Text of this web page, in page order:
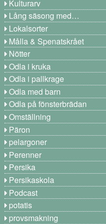
Kulturarv
Lång säsong med…
Lokalsorter
Målla & Spenatskrået
Nötter
Odla i kruka
Odla i pallkrage
Odla med barn
Odla på fönsterbrädan
Omställning
Päron
pelargoner
Perenner
Persika
Persikaskola
Podcast
potatis
provsmakning